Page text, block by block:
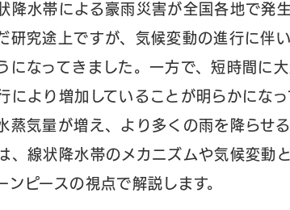
降水帯による豪雨災害が全国各地で発
研究途上ですが、気候変動の進行に伴
になってきました。一方で、短時間に
により増加していることが明らかにな
蒸気量が増え、より多くの雨を降らせる
、線状降水帯のメカニズムや気候変動
ンピースの視点で解説します。